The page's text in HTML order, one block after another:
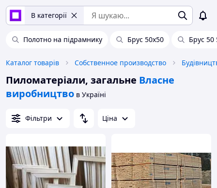
В категорії
Полотно на підрамнику Брус 50х50 Брус 50
Каталог товарів Собственное производство
Пиломатеріали, загальне Власне
виробництво в Україні
Фільтри Ціна